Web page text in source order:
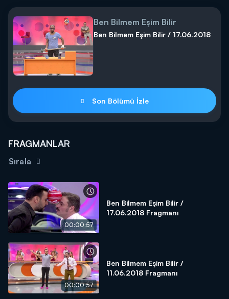
Ben Bilmem Eşim Bilir
Ben Bilmem Eşim Bilir / 17.06.2018
Son Bölümü İzle
FRAGMANLAR
Sırala
00:00:57
Ben Bilmem Eşim Bilir /
17.06.2018 Fragmanı
00:00:57
Ben Bilmem Eşim Bilir /
11.06.2018 Fragmanı